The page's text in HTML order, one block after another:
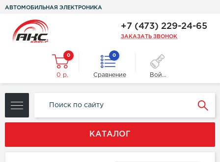
АВТОМОБИЛЬНАЯ ЭЛЕКТРОНИКА
+7 (473) 229-24-65
ЗАКАЗАТЬ ЗВОНОК
0
0 р.
0
Сравнение Войти
КАТАЛОГ